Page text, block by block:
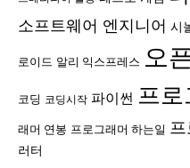
소프트웨어 엔지니어 시
로이드 알리 익스프레스 오
코딩 코딩시작 파이썬 프로
래머 연봉 프로그래머 하는일
러터